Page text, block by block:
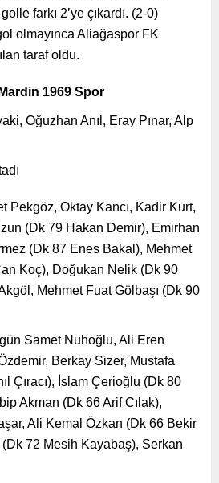
farkı 2’ye çıkardı. (2-0)
olmayınca Aliağaspor FK
taraf oldu.
1969 Spor
Oğuzhan Anıl, Eray Pınar, Alp
Pekgöz, Oktay Kancı, Kadir Kurt,
(Dk 79 Hakan Demir), Emirhan
(Dk 87 Enes Bakal), Mehmet
Koç), Doğukan Nelik (Dk 90
Mehmet Fuat Gölbaşı (Dk 90
Samet Nuhoğlu, Ali Eren
Berkay Sizer, Mustafa
Çıracı), İslam Çerioğlu (Dk 80
Akman (Dk 66 Arif Cılak),
Ali Kemal Özkan (Dk 66 Bekir
72 Mesih Kayabaş), Serkan